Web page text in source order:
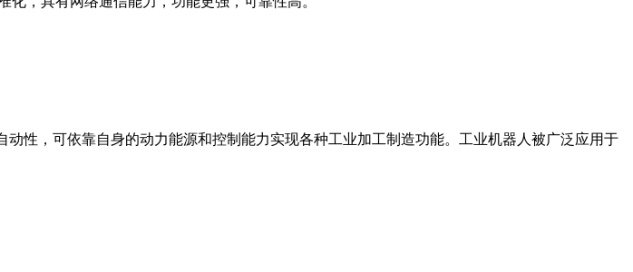
性，可依靠自身的动力能源和控制能力实现各种工业加工制造功能。工业机器人被广泛应用于